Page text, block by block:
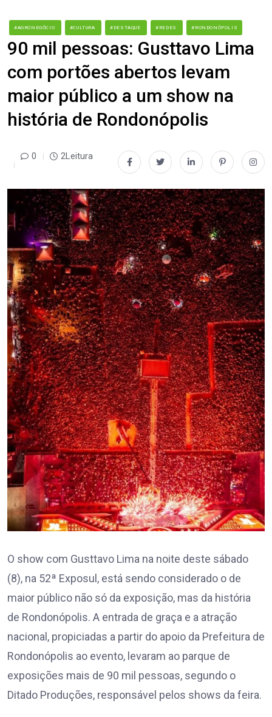
#AGRONEGÓCIO #CULTURA #DESTAQUE #REDES #RONDONÓPOLIS
90 mil pessoas: Gusttavo Lima
com portões abertos levam
maior público a um show na
história de Rondonópolis
0 2Leitura
O show com Gusttavo Lima na noite deste sábado
(8), na 52ª Exposul, está sendo considerado o de
maior público não só da exposição, mas da história
de Rondonópolis. A entrada de graça e a atração
nacional, propiciadas a partir do apoio da Prefeitura de
Rondonópolis ao evento, levaram ao parque de
exposições mais de 90 mil pessoas, segundo o
Ditado Produções, responsável pelos shows da feira.